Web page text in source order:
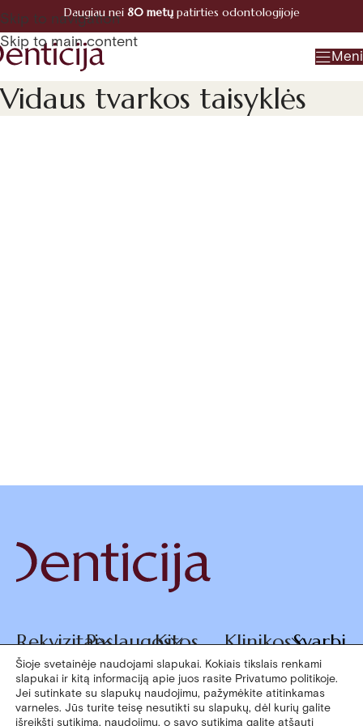
Skip to navigation
Skip to main content
+370 660 07770 Registracija
Daugiau nei 80 metųpatirties odontologijoje
Vidaus tvarkos taisyklės
RekvizitaiPaslaugosKitos
paslaugos
KlinikosSvarbi
Šioje svetainėje naudojami slapukai. Kokiais tikslais renkami
slapukai ir kitą informaciją apie juos rasite Privatumo politikoje.
Jei sutinkate su slapukų naudojimu, pažymėkite atitinkamas
varneles. Jūs turite teisę nesutikti su slapukų, dėl kurių galite
išreikšti sutikimą, naudojimu, o savo sutikimą galite atšauti